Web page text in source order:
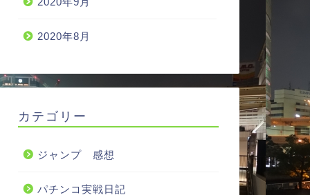
2020年8月
カテゴリー
ジャンプ 感想
パチンコ実戦日記